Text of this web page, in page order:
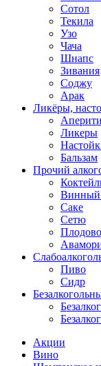
Сотол
Текила
Узо
Чача
Шнапс
Зивания
Соджу
Арак
Ликёры,
Ликеры
Бальзам
Прочий
Винный
Саке
Сетю
Пиво
Сидр
Акции
Вино